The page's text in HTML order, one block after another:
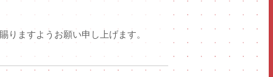
ますようお願い申し上げます。